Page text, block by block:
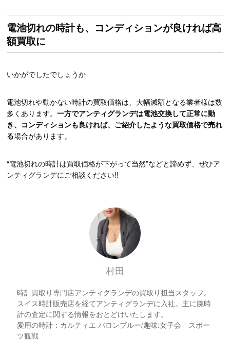
電池切れの時計も、コンディションが良ければ高
額買取に
いかがでしたでしょうか
電池切れや動かない時計の買取価格は、大幅減額となる業者様は数
多くあります。 一方でアンティグランデは電池交換して正常に動
き、コンディションも良ければ、ご紹介したような買取価格で売れ
る場合があります。
“電池切れの時計は買取価格が下がって当然”などと諦めず、ぜひア
ンティグランデにご相談ください!!
村田
時計買取り専門店アンティグランデの買取り担当スタッフ。
スイス時計販売店を経てアンティグランデに入社。主に腕時
計の査定に関する情報をおとどけいたします。
愛用の時計：カルティエ バロンブルー/趣味:女子会 スポー
ツ観戦